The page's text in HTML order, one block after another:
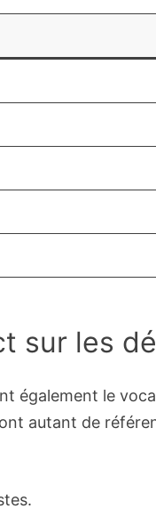
sur les
également le
autant de